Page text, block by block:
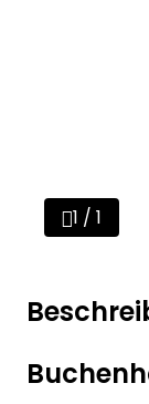
1 / 1